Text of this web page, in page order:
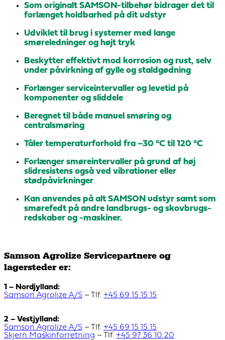
Som originalt SAMSON-tilbehør bidrager det til
forlænget holdbarhed på dit udstyr
Udviklet til brug i systemer med lange
smøreledninger og højt tryk
Beskytter effektivt mod korrosion og rust, selv
under påvirkning af gylle og staldgødning
Forlænger serviceintervaller og levetid på
komponenter og sliddele
Beregnet til både manuel smøring og
centralsmøring
Tåler temperaturforhold fra –30 °C til 120 °C
Forlænger smøreintervaller på grund af høj
slidresistens også ved vibrationer eller
stødpåvirkninger
Kan anvendes på alt SAMSON udstyr samt som
smørefedt på andre landbrugs- og skovbrugs-
redskaber og -maskiner.
Samson Agrolize Servicepartnere og
lagersteder er:
1 – Nordjylland:
Samson Agrolize A/S – Tlf. +45 69 15 15 15
2 – Vestjylland:
Samson Agrolize A/S – Tlf. +45 69 15 15 15
Skjern Maskinforretning – Tlf. +45 97 36 10 20